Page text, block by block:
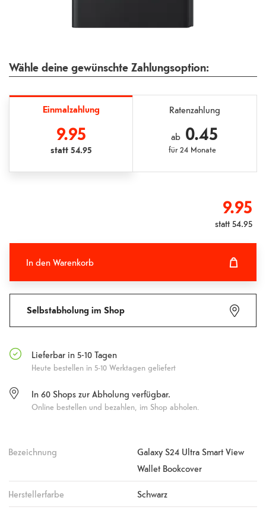
Wähle deine gewünschte Zahlungsoption:
Einmalzahlung
9.95
statt54.95
Ratenzahlung
ab 0.45
für24 Monate
9.95
statt54.95
In den Warenkorb
Selbstabholung im Shop
Lieferbar in 5-10 Tagen
Heute bestellen in 5-10 Werktagen geliefert
In 60Shops zur Abholung verfügbar.
Online bestellen und bezahlen, im Shop abholen.
Bezeichnung
Galaxy S24 Ultra Smart View
Wallet Bookcover
Herstellerfarbe Schwarz